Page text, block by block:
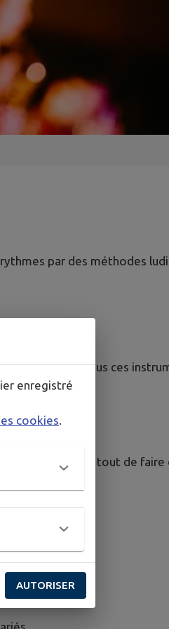
par des méthodes
guitare. Tous ces
il s’agit avant tout de faire
enregistré
cookies
AUTORISER